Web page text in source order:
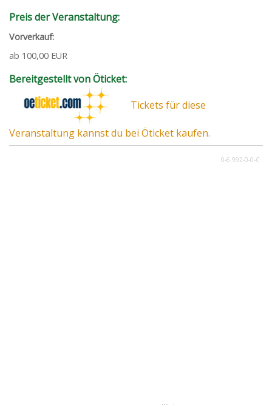
Preis der Veranstaltung:
Vorverkauf:
ab 100,00 EUR
Bereitgestellt von Öticket:
Tickets für diese
Veranstaltung kannst du bei Öticket kaufen.
0-6.992-0-0-C